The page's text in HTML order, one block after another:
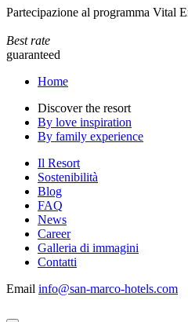
Partecipazione al programma Vital
Best rate
guaranteed
Home
Discover the resort
By love inspiration
By family experience
Il Resort
Sostenibilità
Blog
FAQ
News
Career
Galleria di immagini
Contatti
Email info@san-marco-hotels.com